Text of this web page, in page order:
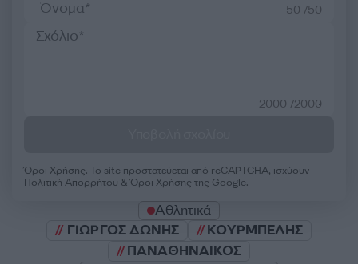
50 /50
2000 /2000
Όροι Χρήσης. Το site προστατεύεται από reCAPTCHA, ισχύουν
Πολιτική Απορρήτου &Όροι Χρήσης της Google.
Αθλητικά
ΓΙΩΡΓΟΣ ΔΩΝΗΣ
ΚΟΥΡΜΠΕΛΗΣ
ΠΑΝΑΘΗΝΑΙΚΟΣ